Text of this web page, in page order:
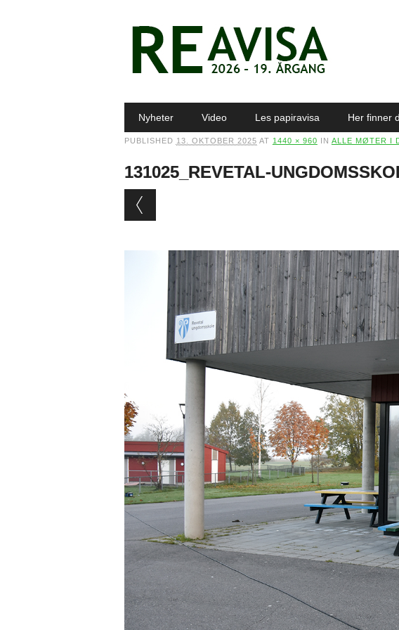
Main menu
Nyheter Video Les papiravisa Her finner
PUBLISHED 13. OKTOBER 2025 AT 1440 × 960 IN ALLE MØTER I
131025_REVETAL-